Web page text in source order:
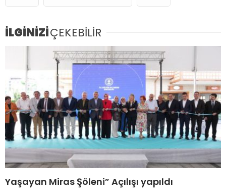
İLGİNİZİÇEKEBİLİR
Yaşayan Miras Şöleni” Açılışı yapıldı